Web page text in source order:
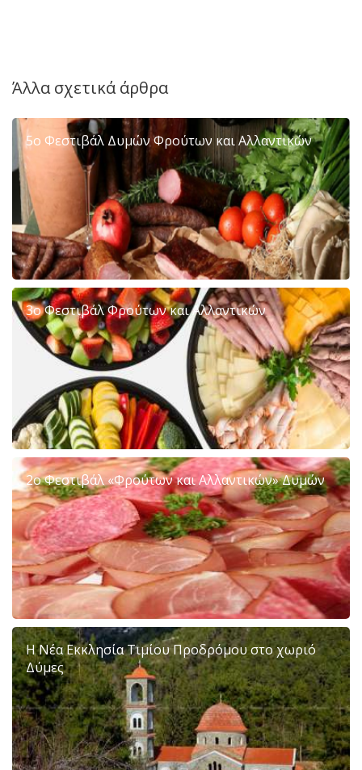
Άλλα σχετικά άρθρα
5ο Φεστιβάλ Δυμών Φρούτων και Αλλαντικών
3ο Φεστιβάλ Φρούτων και Αλλαντικών
2ο Φεστιβάλ «Φρούτων και Αλλαντικών» Δυμών
H Νέα Εκκλησία Τιμίου Προδρόμου στο χωριό
Δύμες